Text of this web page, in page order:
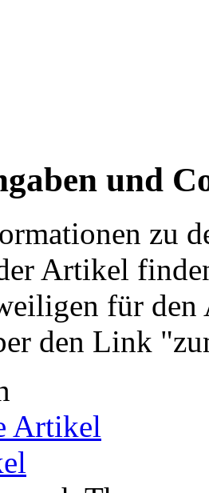
und
zu
Artikel
für
den Link
Artikel